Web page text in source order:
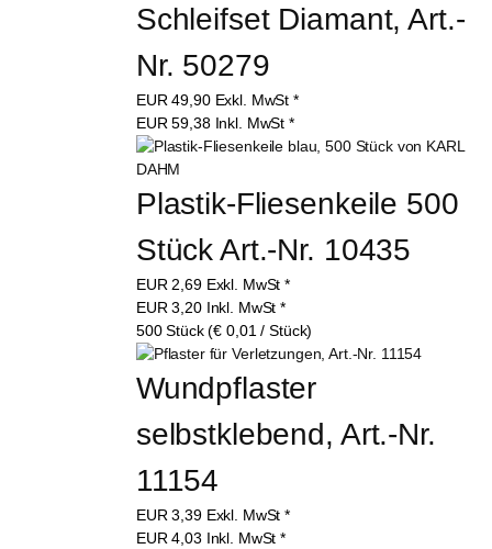
Schleifset Diamant, Art.-
Nr. 50279
EUR49,90 Exkl. MwSt *
EUR59,38 Inkl. MwSt *
Plastik-Fliesenkeile 500
Stück Art.-Nr. 10435
EUR 2,69 Exkl. MwSt *
EUR3,20 Inkl. MwSt *
500 Stück (€ 0,01 / Stück)
Wundpflaster
selbstklebend, Art.-Nr.
11154
EUR3,39 Exkl. MwSt *
EUR4,03 Inkl. MwSt *